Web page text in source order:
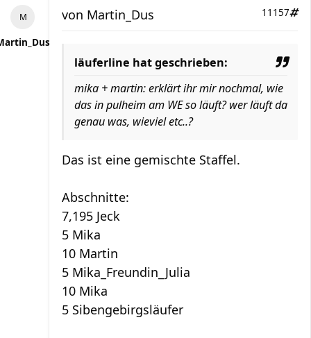
11157
von Martin_Dus
läuferline hat geschrieben:
mika + martin: erklärt ihr mir nochmal, wie
das in pulheim am WE so läuft? wer läuft da
genau was, wieviel etc..?
Das ist eine gemischte Staffel.
Abschnitte:
7,195 Jeck
5 Mika
10 Martin
5 Mika_Freundin_Julia
10 Mika
5 Sibengebirgsläufer